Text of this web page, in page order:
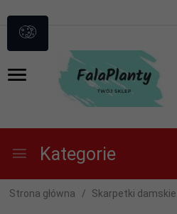
Kategorie
Strona główna Skarpetki damskie